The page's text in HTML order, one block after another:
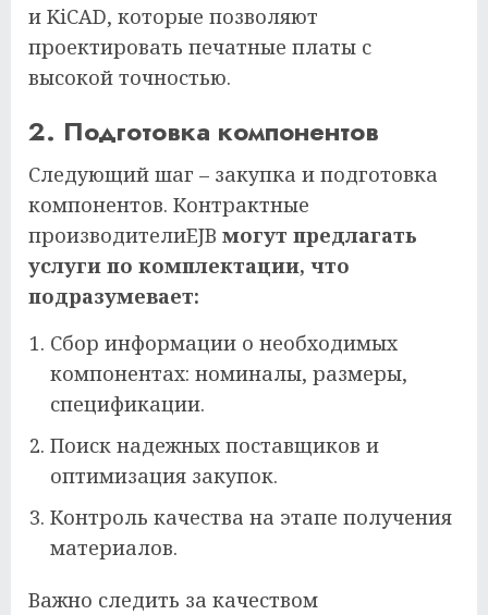
и KiCAD, которые позволяют
проектировать печатные платы с
высокой точностью.
2. Подготовка компонентов
Следующий шаг – закупка и подготовка
компонентов. Контрактные
производителиEJB могут предлагать
услуги по комплектации, что
подразумевает:
Сбор информации о необходимых
компонентах: номиналы, размеры,
спецификации.
Поиск надежных поставщиков и
оптимизация закупок.
Контроль качества на этапе получения
материалов.
Важно следить за качеством